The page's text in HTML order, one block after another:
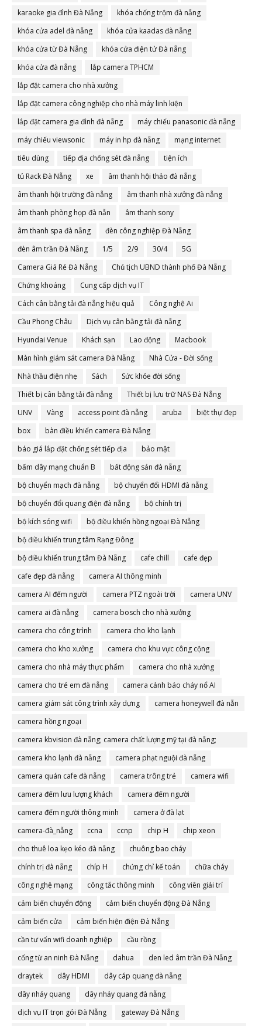
karaoke gia đình Đà Nẵng
khóa chống trộm đà nẵng
khóa cửa adel đà nẵng
khóa cửa kaadas đà nẵng
khóa cửa từ Đà Nẵng
khóa cửa điện tử Đà nẵng
khóa cửa đà nẵng
lắp camera TPHCM
lắp đặt camera cho nhà xưởng
lắp đặt camera công nghiệp cho nhà máy linh kiện
lắp đặt camera gia đình đà nẵng
máy chiếu panasonic đà nẵng
máy chiếu viewsonic
máy in hp đà nẵng
mạng internet
tiêu dùng
tiếp địa chống sét đà nẵng
tiện ích
tủ Rack Đà Nẵng
xe
âm thanh hội thảo đà nẵng
âm thanh hội trường đà nẵng
âm thanh nhà xưởng đà nẵng
âm thanh phòng họp đà nẵn
âm thanh sony
âm thanh spa đà nẵng
đèn công nghiệp Đà Nẵng
đèn âm trần Đà Nẵng
1/5 2/9 30/4
5G
Camera Giá Rẻ Đà Nẵng
Chủ tịch UBND thành phố Đà Nẵng
Chứng khoáng
Cung cấp dịch vụ IT
Cách cân bằng tải đà nẵng hiệu quả
Công nghệ Ai
Cầu Phong Châu
Dịch vụ cân bằng tải đà nẵng
Hyundai Venue
Khách sạn Lao động
Macbook
Màn hình giám sát camera Đà Nẵng
Nhà Cửa - Đời sống
Nhà thầu điện nhẹ
Sách
Sức khỏe đời sống
Thiết bị cân bằng tải đà nẵng
Thiết bị lưu trữ NAS Đà Nẵng
UNV
Vàng access point đà nẵng aruba
biệt thự đẹp
box
bàn điều khiển camera Đà Nẵng
báo giá lắp đặt chống sét tiếp địa
bảo mật
bấm dây mạng chuẩn B
bất động sản đà nẵng
bộ chuyển mạch đà nẵng
bộ chuyển đổi HDMI đà nẵng
bộ chuyển đổi quang điện đà nẵng
bộ chính trị
bộ kích sóng wifi
bộ điều khiển hồng ngoại Đà Nẵng
bộ điều khiển trung tâm Rạng Đông
bộ điều khiển trung tâm Đà Nẵng
cafe chill
cafe đẹp
cafe đẹp đà nẵng
camera AI thông minh
camera AI đếm người
camera PTZ ngoài trời
camera UNV
camera ai đà nẵng
camera bosch cho nhà xưởng
camera cho công trình
camera cho kho lạnh
camera cho kho xưởng
camera cho khu vực công cộng
camera cho nhà máy thực phẩm
camera cho nhà xưởng
camera cho trẻ em đà nẵng
camera cảnh báo cháy nổ AI
camera giám sát công trình xây dựng
camera honeywell đà nẵn
camera hồng ngoại
camera kbvision đà nẵng; camera chất lượng mỹ tại đà nẵng;
camera đà nẵng
camera kho lạnh đà nẵng
camera phạt nguội đà nẵng
camera quán cafe đà nẵng
camera trông trẻ
camera wifi
camera đếm lưu lượng khách
camera đếm người
camera đếm người thông minh
camera ở đà lạt
camera-đà_nẵng
ccna ccnp chip H
chip xeon
cho thuê loa kẹo kéo đà nẵng
chuông bao cháy
chính trị đà nẵng
chíp H chứng chỉ kế toán
chữa cháy
công nghệ mạng
công tắc thông minh
công viên giải trí
cảm biến chuyển động
cảm biến chuyển động Đà Nẵng
cảm biến cửa
cảm biến hiện điện Đà Nẵng
cần tư vấn wifi doanh nghiệp
cầu rồng
cổng từ an ninh Đà Nẵng
dahua
den led âm trần Đà Nẵng
draytek
dây HDMI
dây cáp quang đà nẵng
dây nhảy quang
dây nhảy quang đà nẵng
dịch vụ IT trọn gói Đà Nẵng
gateway Đà Nẵng